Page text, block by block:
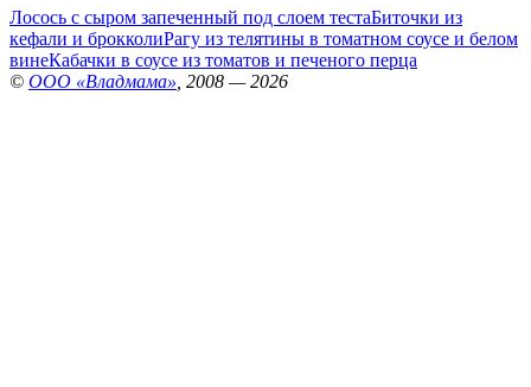
Лосось с сыром запеченный под слоем тестаБиточки из
кефали и брокколиРагу из телятины в томатном соусе и белом
винеКабачки в соусе из томатов и печеного перца
© ООО «Владмама» , 2008 — 2026